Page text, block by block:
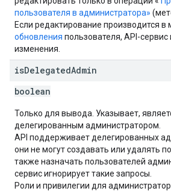
пользователя в администратора»
Если редактирование производится в
обновления пользователя, API-сервис
изменения.
isDelegatedAdmin
boolean
Только для вывода. Указывает,
делегированным администратором.
API поддерживает делегированных
они не могут создавать или удалять
также назначать пользователей
сервис игнорирует такие запросы.
Роли и привилегии для